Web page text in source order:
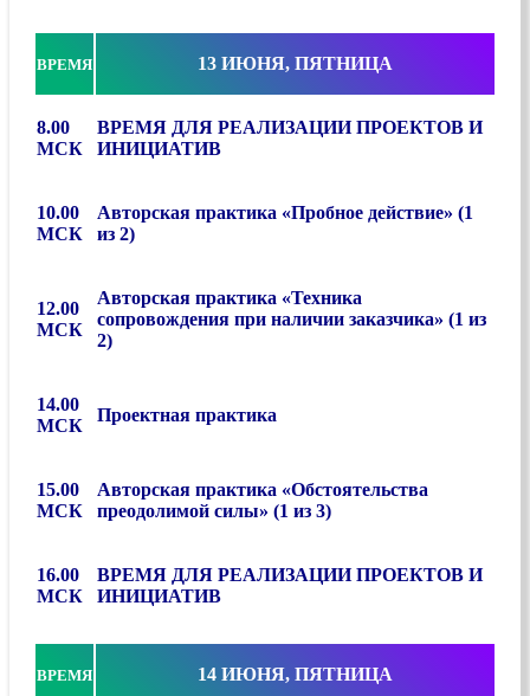
ВРЕМЯ 13 ИЮНЯ, ПЯТНИЦА
8.00
МСК
ВРЕМЯ ДЛЯ РЕАЛИЗАЦИИ ПРОЕКТОВ И
ИНИЦИАТИВ
10.00
МСК
Авторская практика «Пробное действие» (1
из 2)
12.00
МСК
Авторская практика «Техника
сопровождения при наличии заказчика» (1 из
2)
14.00
МСК
Проектная практика
15.00
МСК
Авторская практика «Обстоятельства
преодолимой силы» (1 из 3)
16.00
МСК
ВРЕМЯ ДЛЯ РЕАЛИЗАЦИИ ПРОЕКТОВ И
ИНИЦИАТИВ
ВРЕМЯ 14 ИЮНЯ, ПЯТНИЦА